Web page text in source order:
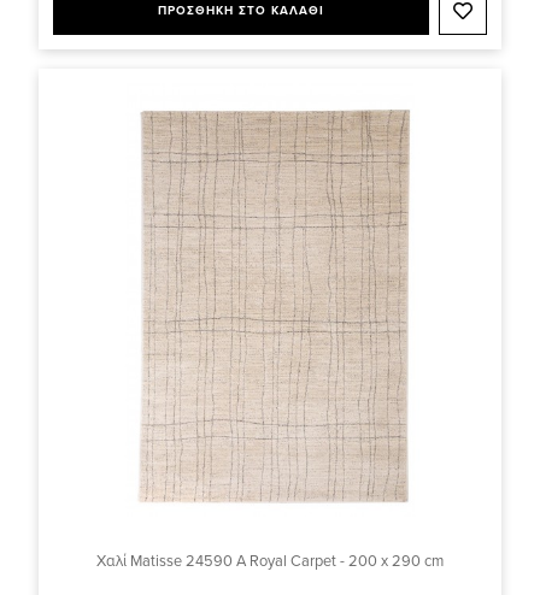
ΠΡΟΣΘΗΚΗ ΣΤΟ ΚΑΛΑΘΙ
Χαλί Matisse 24590 A Royal Carpet - 200 x 290 cm